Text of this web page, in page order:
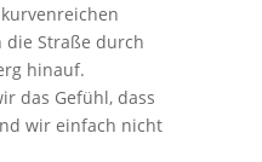
die Straße durch
hinauf.
das Gefühl, dass
wir einfach nicht